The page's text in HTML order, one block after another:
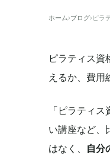
ホーム›ブログ› ピラ
ピラティス資
えるか、費用
「ピラティ
い講座など、
はなく、
自分